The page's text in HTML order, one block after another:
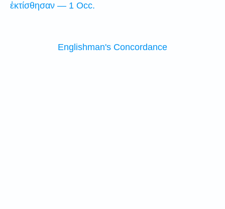
ἐκτίσθησαν — 1 Occ.
Englishman's Concordance